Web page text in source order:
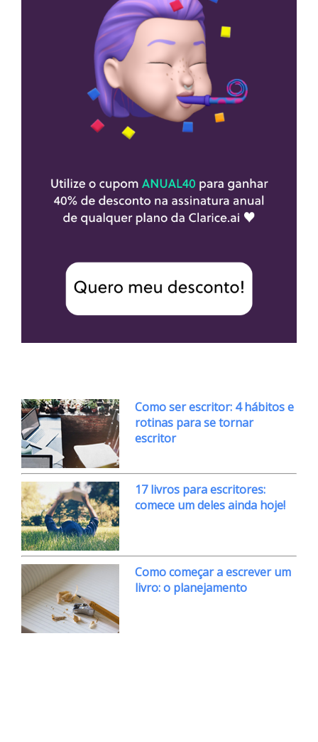
Como ser escritor: 4 hábitos e
rotinas para se tornar
escritor
17 livros para escritores:
comece um deles ainda hoje!
Como começar a escrever um
livro: o planejamento